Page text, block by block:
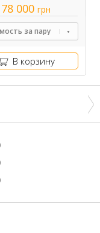
78 000 грн
за пару
В корзину